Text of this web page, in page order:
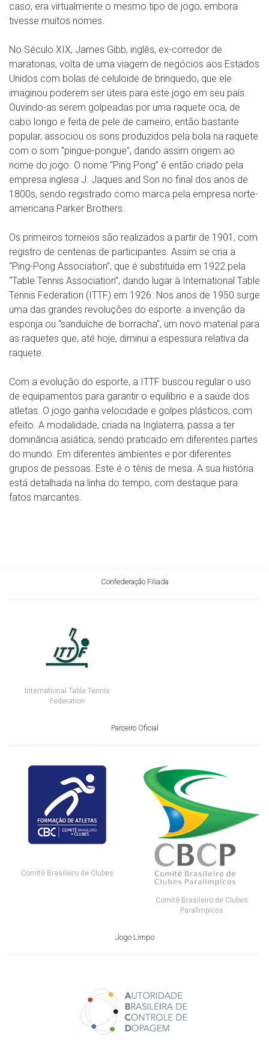
caso, era virtualmente o mesmo tipo de jogo, embora
tivesse muitos nomes.
No Século XIX, James Gibb, inglês, ex-corredor de
maratonas, volta de uma viagem de negócios aos Estados
Unidos com bolas de celuloide de brinquedo, que ele
imaginou poderem ser úteis para este jogo em seu país.
Ouvindo-as serem golpeadas por uma raquete oca, de
cabo longo e feita de pele de carneiro, então bastante
popular, associou os sons produzidos pela bola na raquete
com o som ”pingue-pongue”, dando assim origem ao
nome do jogo. O nome “Ping Pong” é então criado pela
empresa inglesa J. Jaques and Son no final dos anos de
1800s, sendo registrado como marca pela empresa norte-
americana Parker Brothers.
Os primeiros torneios são realizados a partir de 1901, com
registro de centenas de participantes. Assim se cria a
“Ping-Pong Association”, que é substituída em 1922 pela
“Table Tennis Association”, dando lugar à International Table
Tennis Federation (ITTF) em 1926. Nos anos de 1950 surge
uma das grandes revoluções do esporte: a invenção da
esponja ou “sanduíche de borracha”, um novo material para
as raquetes que, até hoje, diminui a espessura relativa da
raquete.
Com a evolução do esporte, a ITTF buscou regular o uso
de equipamentos para garantir o equilíbrio e a saúde dos
atletas. O jogo ganha velocidade e golpes plásticos, com
efeito. A modalidade, criada na Inglaterra, passa a ter
dominância asiática, sendo praticado em diferentes partes
do mundo. Em diferentes ambientes e por diferentes
grupos de pessoas. Este é o tênis de mesa. A sua história
está detalhada na linha do tempo, com destaque para
fatos marcantes.
Confederação Filiada
International Table Tennis
Federation
Parceiro Oficial
Comitê Brasileiro de Clubes
Comitê Brasileiro de Clubes
Paralímpicos
Jogo Limpo